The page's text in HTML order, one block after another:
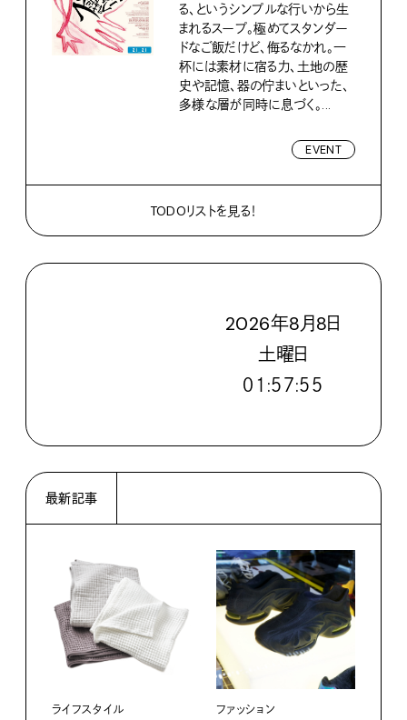
る、というシンプルな行いから生
まれるスープ。極めてスタンダー
ドなご飯だけど、侮るなかれ。一
杯には素材に宿る力、土地の歴
史や記憶、器の佇まいといった、
多様な層が同時に息づく。...
EVENT
TODOリストを見る！
2026年8月8日
土曜日
０１:５７:５６
最新記事
ライフスタイル ファッション